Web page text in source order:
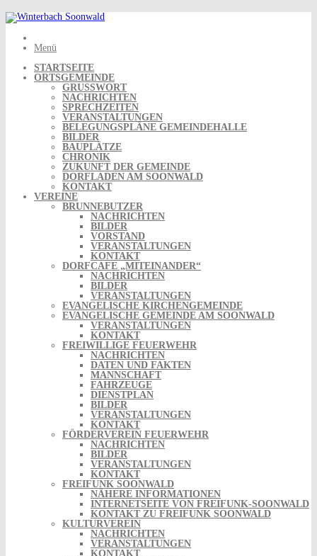
Skip
to
content
Menü
STARTSEITE
ORTSGEMEINDE
GRUSSWORT
NACHRICHTEN
SPRECHZEITEN
VERANSTALTUNGEN
BELEGUNGSPLÄNE GEMEINDEHALLE
BILDER
BAUPLÄTZE
CHRONIK
ZUKUNFT DER GEMEINDE
DORFLADEN AM SOONWALD
KONTAKT
VEREINE
BRUNNEBUTZER
NACHRICHTEN
BILDER
VORSTAND
VERANSTALTUNGEN
KONTAKT
DORFCAFE „MITEINANDER“
NACHRICHTEN
BILDER
VERANSTALTUNGEN
EVANGELISCHE KIRCHENGEMEINDE
EVANGELISCHE GEMEINDE AM SOONWALD
VERANSTALTUNGEN
KONTAKT
FREIWILLIGE FEUERWEHR
NACHRICHTEN
DATEN UND FAKTEN
MANNSCHAFT
FAHRZEUGE
DIENSTPLAN
BILDER
VERANSTALTUNGEN
KONTAKT
FÖRDERVEREIN FEUERWEHR
NACHRICHTEN
BILDER
VERANSTALTUNGEN
KONTAKT
FREIFUNK SOONWALD
NÄHERE INFORMATIONEN
INTERNETSEITE VON FREIFUNK-SOONWALD
KONTAKT ZU FREIFUNK SOONWALD
KULTURVEREIN
NACHRICHTEN
VERANSTALTUNGEN
KONTAKT